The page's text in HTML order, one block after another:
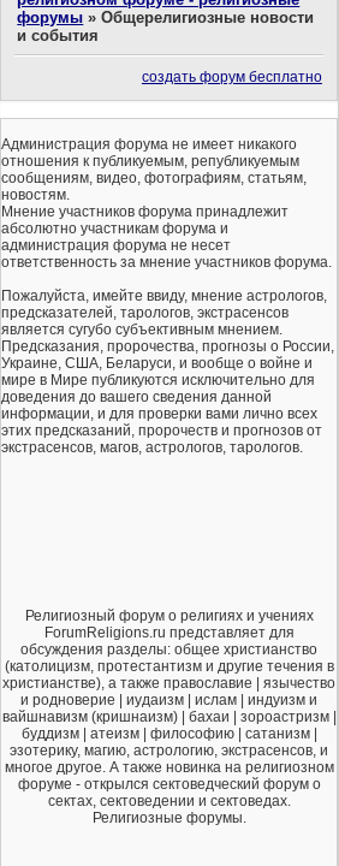
форумы »Общерелигиозные новости
и события
создать форум бесплатно
Администрация форума не имеет никакого
отношения к публикуемым, републикуемым
сообщениям, видео, фотографиям, статьям,
новостям.
Мнение участников форума принадлежит
абсолютно участникам форума и
администрация форума не несет
ответственность за мнение участников форума.
Пожалуйста, имейте ввиду, мнение астрологов,
предсказателей, тарологов, экстрасенсов
является сугубо субъективным мнением.
Предсказания, пророчества, прогнозы о России,
Украине, США, Беларуси, и вообще о войне и
мире в Мире публикуются исключительно для
доведения до вашего сведения данной
информации, и для проверки вами лично всех
этих предсказаний, пророчеств и прогнозов от
экстрасенсов, магов, астрологов, тарологов.
Религиозный форум о религиях и учениях
ForumReligions.ru представляет для
обсуждения разделы: общее христианство
(католицизм, протестантизм и другие течения в
христианстве), а также православие | язычество
и родноверие | иудаизм | ислам | индуизм и
вайшнавизм (кришнаизм) | бахаи | зороастризм |
буддизм | атеизм | философию | сатанизм |
эзотерику, магию, астрологию, экстрасенсов, и
многое другое. А также новинка на религиозном
форуме - открылся сектоведческий форум о
сектах, сектоведении и сектоведах.
Религиозные форумы.